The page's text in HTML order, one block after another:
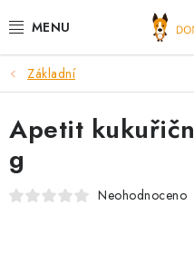
na
DOPORUČUJEME
VÝPRODEJ SKLADU
PSI
Základní
Apetit
g
Neohodnoceno